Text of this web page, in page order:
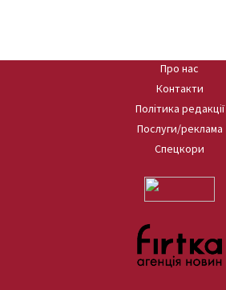
Про нас
Контакти
Політика редакції
Послуги/реклама
Спецкори